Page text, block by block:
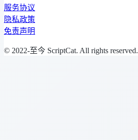
服务协议
隐私政策
免责声明
© 2022-至今 ScriptCat. All rights reserved.